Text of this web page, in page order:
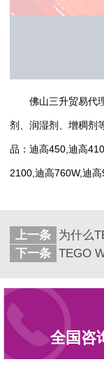
佛山三升贸易代
剂、润湿剂、增稠剂
品：迪高450,迪高
2100,迪高760W,迪高
上一条
为什么
下一条 TEGO
全国咨